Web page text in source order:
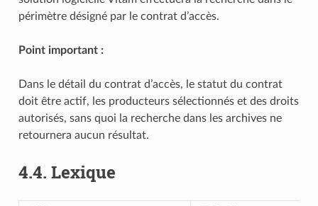
périmètre désigné par le contrat d’accès.
Point important :
Dans le détail du contrat d’accès, le statut du contrat
doit être actif, les producteurs sélectionnés et des droits
autorisés, sans quoi la recherche dans les archives ne
retournera aucun résultat.
4.4. Lexique